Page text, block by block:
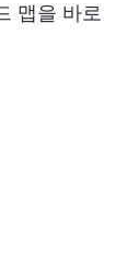
맵을 바로